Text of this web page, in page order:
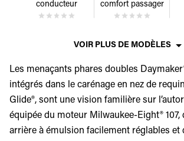
conducteur
comfort passager
VOIR PLUS DE MODÈLES
Les menaçants phares doubles
intégrés dans le carénage en nez de
Glide®, sont une vision familière sur
équipée du moteur Milwaukee-Eight® 107,
arrière à émulsion facilement réglables et